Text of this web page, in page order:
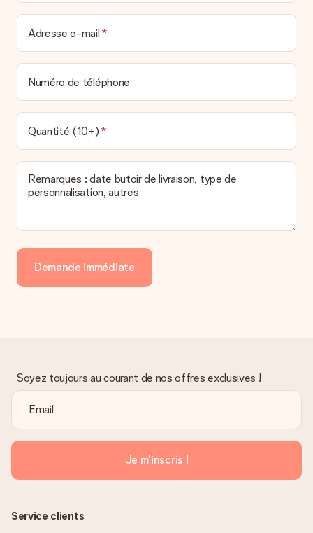
Adresse e-mail
Numéro de téléphone
Quantité (10+)
Remarques : date butoir de livraison, type de
personnalisation, autres
Demande immédiate
Soyez toujours au courant de nos offres exclusives !
Je m'inscris !
Service clients